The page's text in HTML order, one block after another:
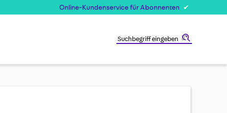
Online-Kundenservice für Abonnenten